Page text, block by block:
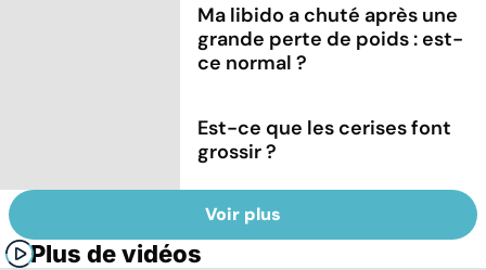
Ma libido a chuté après une
grande perte de poids : est-
ce normal ?
Est-ce que les cerises font
grossir ?
Voir plus
Plus de vidéos